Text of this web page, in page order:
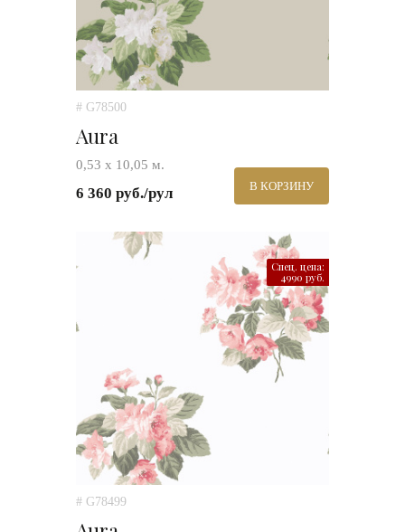
# G78500
Aura
0,53 х 10,05 м.
6 360 руб./рул В КОРЗИНУ
Спец. цена:
4990 руб.
# G78499